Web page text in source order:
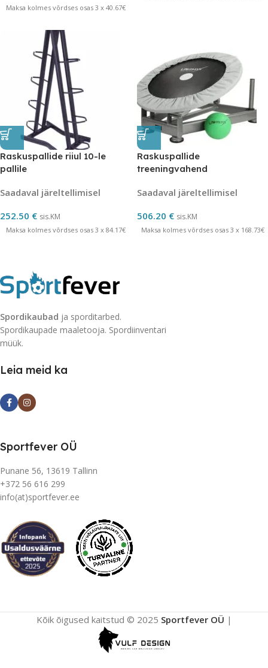
Maksa kolmes võrdses osas 3 x 40.67€
Raskuspallide riiul 10-le
pallile
Saadaval järeltellimisel
252.50 € sis.KM
Maksa kolmes võrdses osas 3 x 84.17€
Raskuspallide
treeningvahend
Saadaval järeltellimisel
506.20 € sis.KM
Maksa kolmes võrdses osas 3 x 168.73€
Spordikaubad ja sporditarbed.
Spordikaupade maaletooja. Spordiinventari
müük.
Leia meid ka
Sportfever OÜ
Punane 56, 13619 Tallinn
+372 56 616 299
info(at)sportfever.ee
Kõik õigused kaitstud © 2025 Sportfever OÜ |